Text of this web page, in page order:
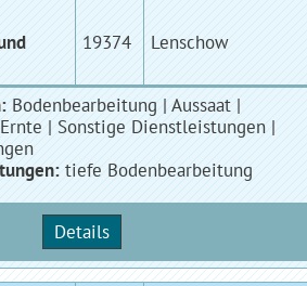
19374 Lenschow
Bodenbearbeitung | Aussaat |
| Sonstige Dienstleistungen |
tiefe Bodenbearbeitung
Details